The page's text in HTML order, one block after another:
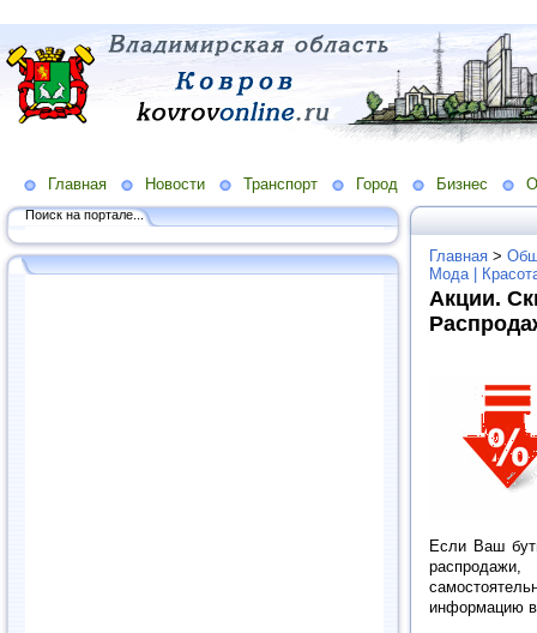
Главная Новости Транспорт Город Бизнес
Поиск на портале...
Главная >
Мода |
Акции.
Если Ваш
информацию